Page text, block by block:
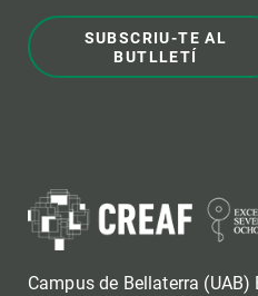
SUBSCRIU-TE AL
BUTLLETÍ
Campus de Bellaterra (UAB)